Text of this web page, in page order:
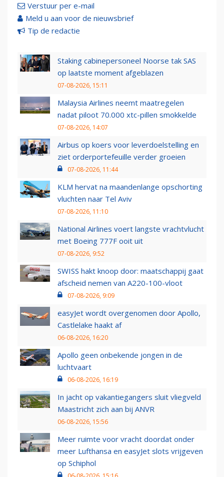
Verstuur per e-mail
Meld u aan voor de nieuwsbrief
Tip de redactie
Staking cabinepersoneel Noorse tak SAS
op laatste moment afgeblazen
07-08-2026, 15:11
Malaysia Airlines neemt maatregelen
nadat piloot 70.000 xtc-pillen smokkelde
07-08-2026, 14:07
Airbus op koers voor leverdoelstelling en
ziet orderportefeuille verder groeien
07-08-2026, 11:44
KLM hervat na maandenlange opschorting
vluchten naar Tel Aviv
07-08-2026, 11:10
National Airlines voert langste vrachtvlucht
met Boeing 777F ooit uit
07-08-2026, 9:52
SWISS hakt knoop door: maatschappij gaat
afscheid nemen van A220-100-vloot
07-08-2026, 9:09
easyJet wordt overgenomen door Apollo,
Castlelake haakt af
06-08-2026, 16:20
Apollo geen onbekende jongen in de
luchtvaart
06-08-2026, 16:19
In jacht op vakantiegangers sluit vliegveld
Maastricht zich aan bij ANVR
06-08-2026, 15:56
Meer ruimte voor vracht doordat onder
meer Lufthansa en easyJet slots vrijgeven
op Schiphol